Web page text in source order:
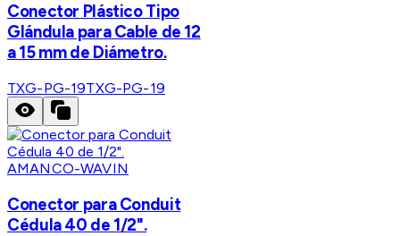
Conector Plástico Tipo
Glándula para Cable de 12
a 15 mm de Diámetro.
TXG-PG-19TXG-PG-19
AMANCO-WAVIN
Conector para Conduit
Cédula 40 de 1/2".